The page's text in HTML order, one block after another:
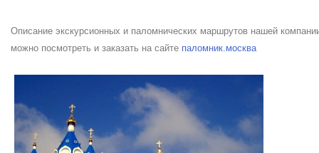
Описание экскурсионных и паломнических маршрутов нашей
можно посмотреть и заказать на сайте паломник.москва